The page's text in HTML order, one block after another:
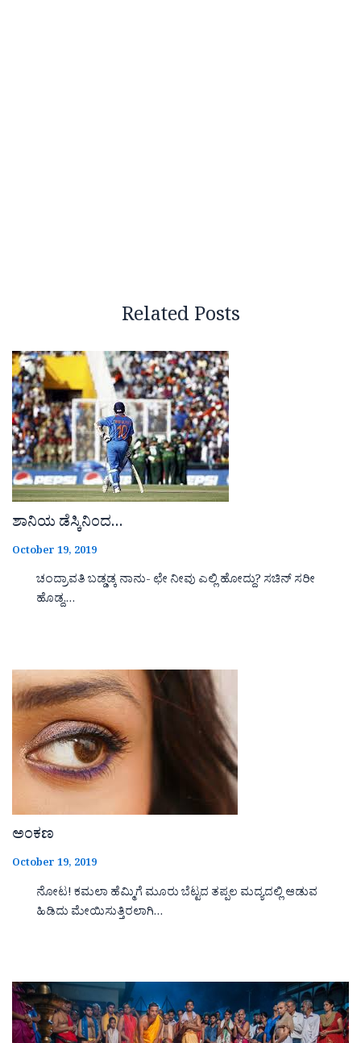
Related Posts
ಶಾನಿಯ ಡೆಸ್ಕಿನಿಂದ…
October 19, 2019
ಚಂದ್ರಾವತಿ ಬಡ್ಡಡ್ಕ ನಾನು- ಛೇ ನೀವು ಎಲ್ಲಿ ಹೋದ್ದು? ಸಚಿನ್ ಸರೀ
ಹೊಡ್ದ,…
ಅಂಕಣ
October 19, 2019
ನೋಟ! ಕಮಲಾ ಹೆಮ್ಮಿಗೆ ಮೂರು ಬೆಟ್ಟದ ತಪ್ಪಲ ಮದ್ಯದಲ್ಲಿ ಆಡುವ
ಹಿಡಿದು ಮೇಯಿಸುತ್ತಿರಲಾಗಿ…